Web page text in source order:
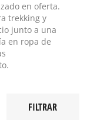
en oferta.
trekking y
junto a una
en ropa de
FILTRAR